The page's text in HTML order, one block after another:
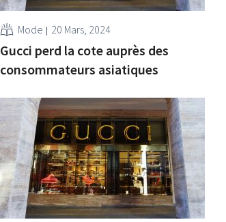
Mode 20 Mars, 2024
Gucci perd la cote auprès des
consommateurs asiatiques